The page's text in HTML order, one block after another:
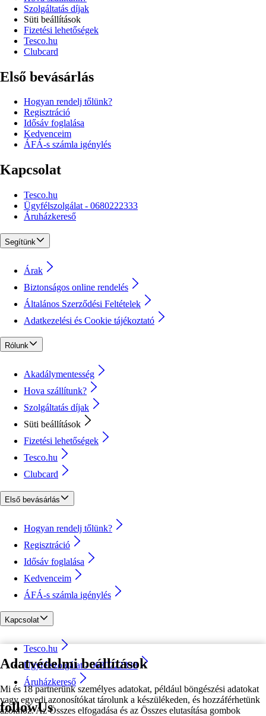
Adatvédelmi beállítások
Mi és 18 partnerünk személyes adatokat, például böngészési adatokat
vagy egyedi azonosítókat tárolunk a készülékeden, és hozzáférhetünk
azokhoz. Az Összes elfogadása és az Összes elutasítása gombok
Szolgáltatás díjak
Süti beállítások
Fizetési lehetőségek
Tesco.hu
Clubcard
Első bevásárlás
Hogyan rendelj tőlünk?
Regisztráció
Idősáv foglalása
Kedvenceim
ÁFÁ-s számla igénylés
Kapcsolat
Tesco.hu
Ügyfélszolgálat - 0680222333
Áruházkereső
Segítünk
Árak
Biztonságos online rendelés
Általános Szerződési Feltételek
Adatkezelési és Cookie tájékoztató
Rólunk
Akadálymentesség
Hova szállítunk?
Szolgáltatás díjak
Süti beállítások
Fizetési lehetőségek
Tesco.hu
Clubcard
Első bevásárlás
Hogyan rendelj tőlünk?
Regisztráció
Idősáv foglalása
Kedvenceim
ÁFÁ-s számla igénylés
Kapcsolat
Tesco.hu
Ügyfélszolgálat - 0680222333
Áruházkereső
followUs